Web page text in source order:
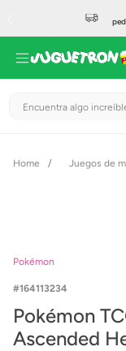
Encuentra algo
Juegos de
Pokémon
164113234
Pokémon
Ascended